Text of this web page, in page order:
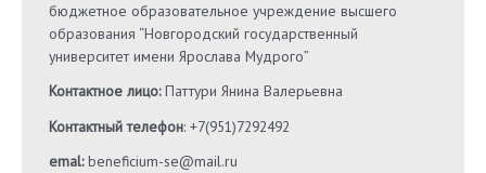
бюджетное образовательное учреждение высшего
образования “Новгородский государственный
университет имени Ярослава Мудрого”
Контактное лицо:Паттури Янина Валерьевна
Контактный телефон: +7(951)7292492
emal:beneficium-se@mail.ru